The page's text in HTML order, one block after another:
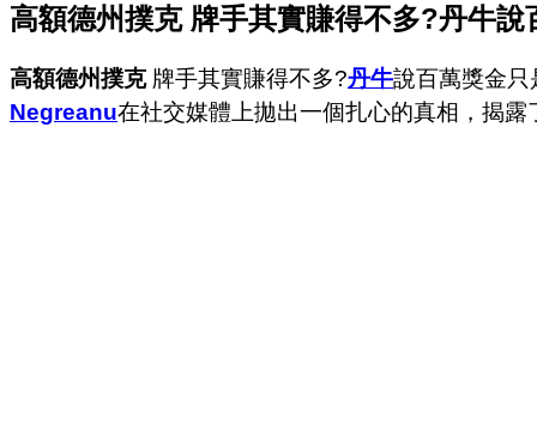
高額德州撲克 牌手其實賺得不多?丹牛說
高額德州撲克牌手其實賺得不多?丹牛說百萬獎金只
Negreanu在社交媒體上拋出一個扎心的真相，揭露